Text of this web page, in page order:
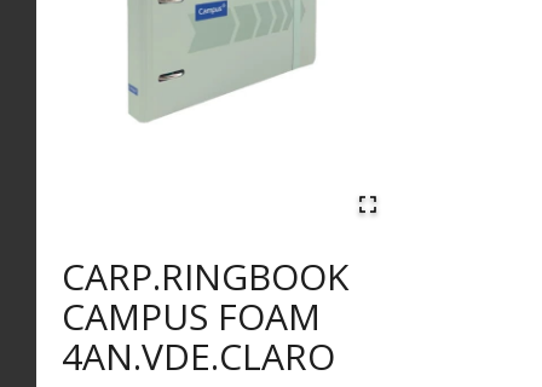
CARP.RINGBOOK
CAMPUS FOAM
4AN.VDE.CLARO